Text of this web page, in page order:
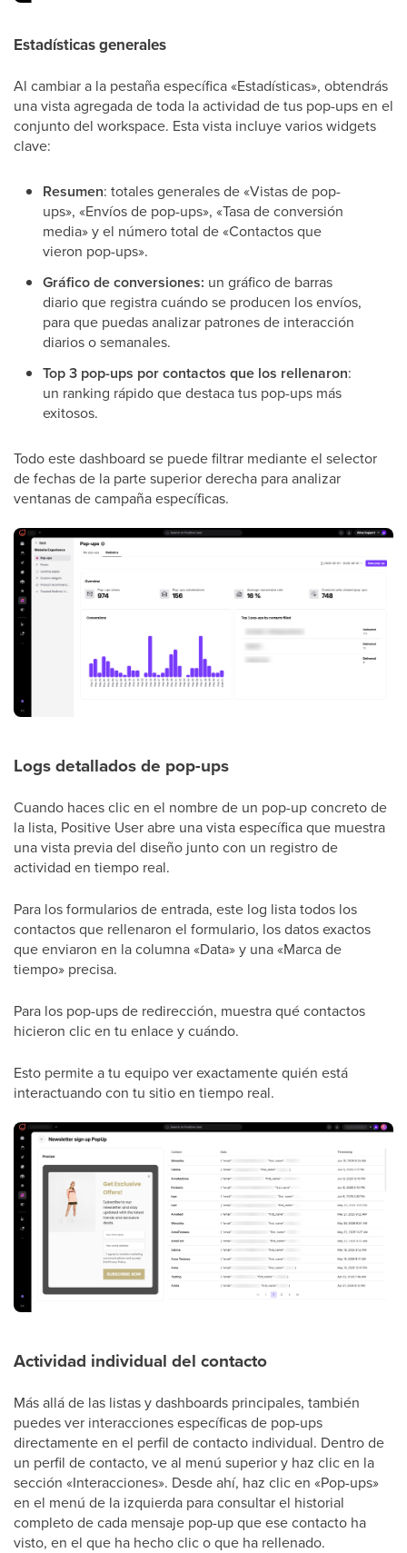
Estadísticas generales
Al cambiar a la pestaña específica «Estadísticas», obtendrás
una vista agregada de toda la actividad de tus pop-ups en el
conjunto del workspace. Esta vista incluye varios widgets
clave:
Resumen: totales generales de «Vistas de pop-
ups», «Envíos de pop-ups», «Tasa de conversión
media» y el número total de «Contactos que
vieron pop-ups».
Gráfico de conversiones: un gráfico de barras
diario que registra cuándo se producen los envíos,
para que puedas analizar patrones de interacción
diarios o semanales.
Top 3 pop-ups por contactos que los rellenaron:
un ranking rápido que destaca tus pop-ups más
exitosos.
Todo este dashboard se puede filtrar mediante el selector
de fechas de la parte superior derecha para analizar
ventanas de campaña específicas.
Logs detallados de pop-ups
Cuando haces clic en el nombre de un pop-up concreto de
la lista, Positive User abre una vista específica que muestra
una vista previa del diseño junto con un registro de
actividad en tiempo real.
Para los formularios de entrada, este log lista todos los
contactos que rellenaron el formulario, los datos exactos
que enviaron en la columna «Data» y una «Marca de
tiempo» precisa.
Para los pop-ups de redirección, muestra qué contactos
hicieron clic en tu enlace y cuándo.
Esto permite a tu equipo ver exactamente quién está
interactuando con tu sitio en tiempo real.
Actividad individual del contacto
Más allá de las listas y dashboards principales, también
puedes ver interacciones específicas de pop-ups
directamente en el perfil de contacto individual. Dentro de
un perfil de contacto, ve al menú superior y haz clic en la
sección «Interacciones». Desde ahí, haz clic en «Pop-ups»
en el menú de la izquierda para consultar el historial
completo de cada mensaje pop-up que ese contacto ha
visto, en el que ha hecho clic o que ha rellenado.